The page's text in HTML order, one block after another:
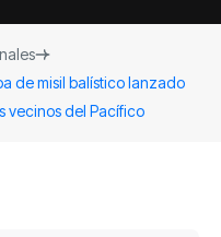
de misil balístico lanzado
vecinos del Pacífico